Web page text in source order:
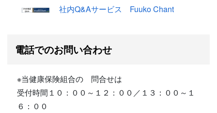
社内Q&Aサービス Fuuko Chant
電話でのお問い合わせ
※当健康保険組合の 問合せは
受付時間１０：００～１２：００／１３：００～１
６：００